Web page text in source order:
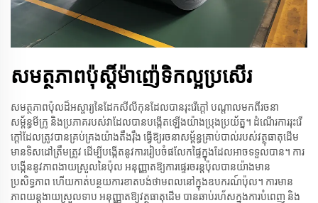
សមត្ថភាពប៉ុស្តិ៍ម៉ាញ៉េទិកល្អប្រសើរ
សមត្ថភាពប៉ុលដ៏អស្ចារ្យនៃដែកសីលីកុនដែលបានរុះរើក្តៅ បណ្តាលមកពីរចនា
សម្ព័ន្ធមីក្រូ និងប្រភាគរបស់វាដែលបានបង្កើតឡើងយ៉ាងប្រុងប្រយ័ត្ន។ ដំណើរការរុះរើ
ក្តៅដែលត្រូវបានគ្រប់គ្រងយ៉ាងតឹងរ៉ឹង ធ្វើឱ្យរចនាសម្ព័ន្ធគ្រាប់បាល់របស់វត្ថុធាតុដើម
មានទិសដៅត្រឹមត្រូវ ដើម្បីបង្កើតនូវការរៀបចំផលែកផ្ទៃក្នុងដែលអាចទទួលបាន។ ការ
បង្កើននូវភាពងាយស្រួលនៃប៉ុល អនុញ្ញាតឱ្យការផ្ទេរចរន្តប៉ុលបានយ៉ាងមាន
ប្រសិទ្ធភាព ហើយកាត់បន្ថយការខាតបង់ថាមពលនៅក្នុងឧបករណ៍ប៉ុល។ ការមាន
ភាពយន្តងាយស្រួលទាប អនុញ្ញាតឱ្យវត្ថុធាតុដើម បានឆាប់រហ័សក្នុងការបំពេញ និង